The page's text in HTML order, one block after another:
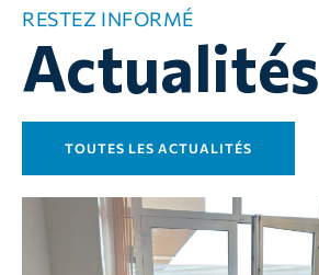
RESTEZ INFORMÉ
Actualités
TOUTES LES ACTUALITÉS